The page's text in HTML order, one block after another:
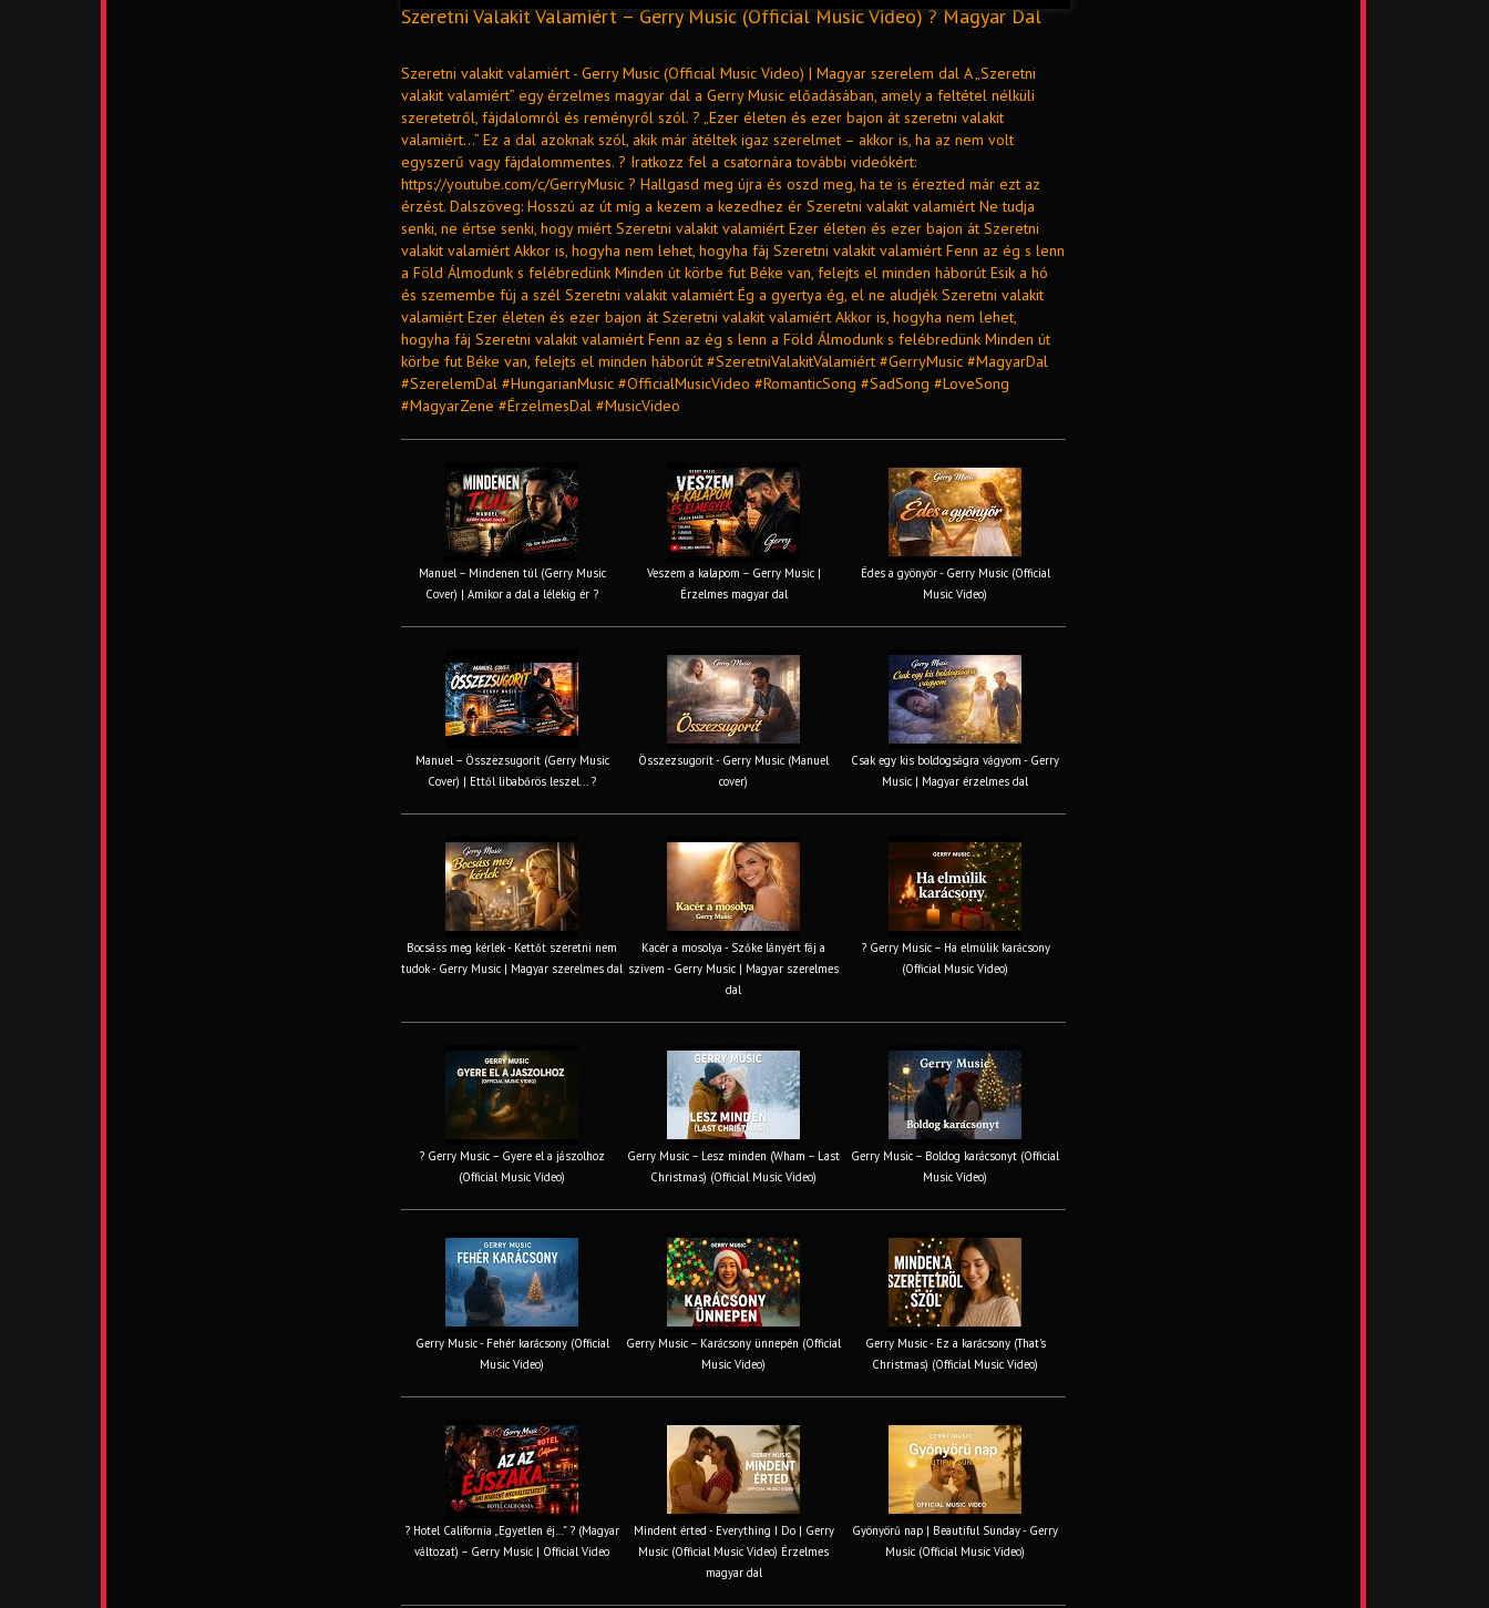
Szeretni Valakit Valamiért – Gerry Music (Official Music Video) ? Magyar Dal
Szeretni valakit valamiért - Gerry Music (Official Music Video) | Magyar szerelem dal A „Szeretni
valakit valamiért” egy érzelmes magyar dal a Gerry Music előadásában, amely a feltétel nélküli
szeretetről, fájdalomról és reményről szól. ? „Ezer életen és ezer bajon át szeretni valakit
valamiért…” Ez a dal azoknak szól, akik már átéltek igaz szerelmet – akkor is, ha az nem volt
egyszerű vagy fájdalommentes. ? Iratkozz fel a csatornára további videókért:
https://youtube.com/c/GerryMusic ? Hallgasd meg újra és oszd meg, ha te is érezted már ezt az
érzést. Dalszöveg: Hosszú az út míg a kezem a kezedhez ér Szeretni valakit valamiért Ne tudja
senki, ne értse senki, hogy miért Szeretni valakit valamiért Ezer életen és ezer bajon át Szeretni
valakit valamiért Akkor is, hogyha nem lehet, hogyha fáj Szeretni valakit valamiért Fenn az ég s lenn
a Föld Álmodunk s felébredünk Minden út körbe fut Béke van, felejts el minden háborút Esik a hó
és szemembe fúj a szél Szeretni valakit valamiért Ég a gyertya ég, el ne aludjék Szeretni valakit
valamiért Ezer életen és ezer bajon át Szeretni valakit valamiért Akkor is, hogyha nem lehet,
hogyha fáj Szeretni valakit valamiért Fenn az ég s lenn a Föld Álmodunk s felébredünk Minden út
körbe fut Béke van, felejts el minden háborút #SzeretniValakitValamiért #GerryMusic #MagyarDal
#SzerelemDal #HungarianMusic #OfficialMusicVideo #RomanticSong #SadSong #LoveSong
#MagyarZene #ÉrzelmesDal #MusicVideo
Manuel – Mindenen túl (Gerry Music
Cover) | Amikor a dal a lélekig ér ?
Veszem a kalapom – Gerry Music |
Érzelmes magyar dal
Édes a gyönyör - Gerry Music (Official
Music Video)
Manuel – Összezsugorít (Gerry Music
Cover) | Ettől libabőrös leszel... ?
Összezsugorít - Gerry Music (Manuel
cover)
Csak egy kis boldogságra vágyom - Gerry
Music | Magyar érzelmes dal
Bocsáss meg kérlek - Kettőt szeretni nem
tudok - Gerry Music | Magyar szerelmes dal
Kacér a mosolya - Szőke lányért fáj a
szívem - Gerry Music | Magyar szerelmes
dal
? Gerry Music – Ha elmúlik karácsony
(Official Music Video)
? Gerry Music – Gyere el a jászolhoz
(Official Music Video)
Gerry Music – Lesz minden (Wham – Last
Christmas) (Official Music Video)
Gerry Music – Boldog karácsonyt (Official
Music Video)
Gerry Music - Fehér karácsony (Official
Music Video)
Gerry Music – Karácsony ünnepén (Official
Music Video)
Gerry Music - Ez a karácsony (That's
Christmas) (Official Music Video)
? Hotel California „Egyetlen éj…” ? (Magyar
változat) – Gerry Music | Official Video
Mindent érted - Everything I Do | Gerry
Music (Official Music Video) Érzelmes
magyar dal
Gyönyörű nap | Beautiful Sunday - Gerry
Music (Official Music Video)